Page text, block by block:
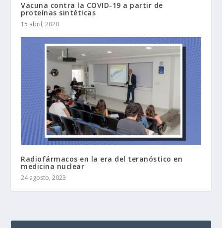
Vacuna contra la COVID-19 a partir de
proteínas sintéticas
15 abril, 2020
Radiofármacos en la era del teranóstico en
medicina nuclear
24 agosto, 2023